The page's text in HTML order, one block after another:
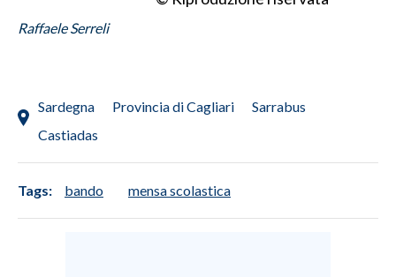
ABBONATI
PUBBLICITÀ
SPIAGGE
STORE
Raffaele Serreli
Sardegna Provincia di Cagliari
Sarrabus
Castiadas
Tags: bando mensa scolastica